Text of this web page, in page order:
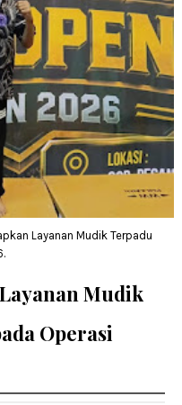
Layanan Mudik Terpadu
Mudik
Operasi